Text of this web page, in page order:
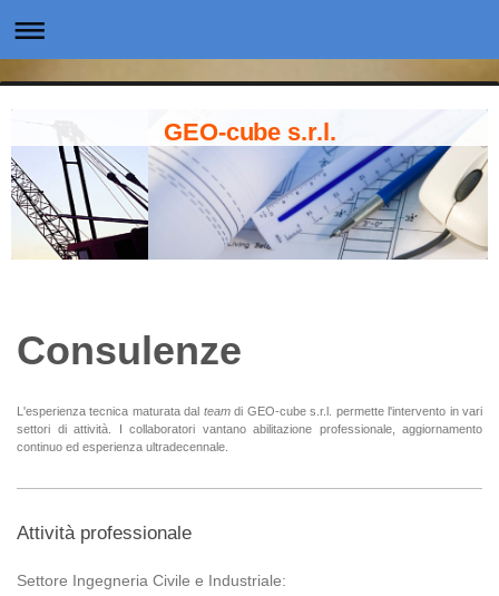
GEO-cube s.r.l.
Consulenze
L'esperienza tecnica maturata dal team di GEO-cube s.r.l. permette l'intervento in vari
settori di attività. I collaboratori vantano abilitazione professionale, aggiornamento
continuo ed esperienza ultradecennale.
Attività professionale
Settore Ingegneria Civile e Industriale: